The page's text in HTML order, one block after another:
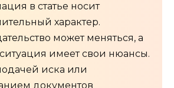
в статье носит
характер.
может меняться, а
имеет свои нюансы.
иска или
документов